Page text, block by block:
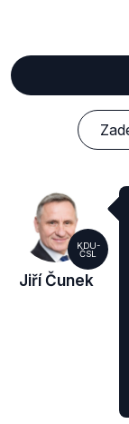
KDU-
ČSL
Jiří Čunek